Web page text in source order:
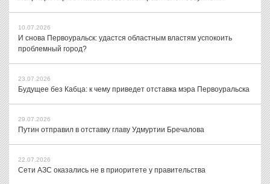
10.07.2026
И снова Первоуральск: удастся областным властям успокоить
проблемный город?
23.07.2026
Будущее без Кабца: к чему приведет отставка мэра Первоуральска
29.07.2026
Путин отправил в отставку главу Удмуртии Бречалова
22.07.2026
Сети АЗС оказались не в приоритете у правительства